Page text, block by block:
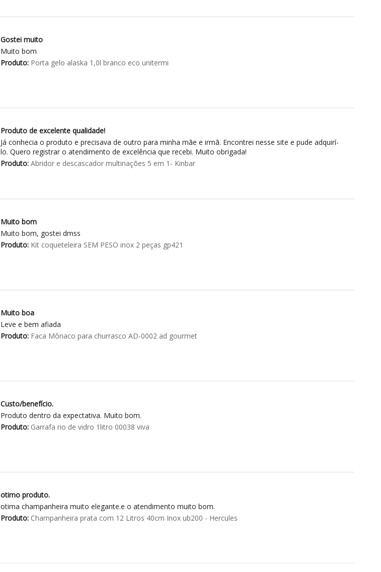
Gostei muito
Muito bom
Produto:Porta gelo alaska 1,0l branco eco unitermi
Produto de excelente qualidade!
Já conhecia o produto e precisava de outro para minha mãe e irmã. Encontrei nesse site e pude adquirí-
lo. Quero registrar o atendimento de excelência que recebi. Muito obrigada!
Produto:Abridor e descascador multinações 5 em 1- Kinbar
Muito bom
Muito bom, gostei dmss
Produto:Kit coqueteleira SEM PESO inox 2 peças gp421
Muito boa
Leve e bem afiada
Produto:Faca Mônaco para churrasco AD-0002 ad gourmet
Custo/benefício.
Produto dentro da expectativa. Muito bom.
Produto:Garrafa rio de vidro 1litro 00038 viva
otimo produto.
otima champanheira muito elegante.e o atendimento muito bom.
Produto:Champanheira prata com 12 Litros 40cm Inox ub200 - Hercules